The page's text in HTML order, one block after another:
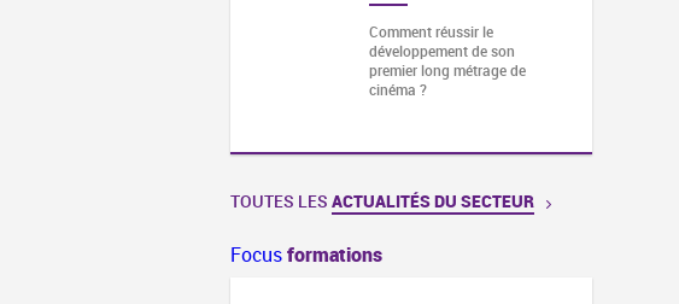
Comment réussir le
développement de son
premier long métrage de
cinéma ?
TOUTES LES ACTUALITÉS DU SECTEUR
Focusformations